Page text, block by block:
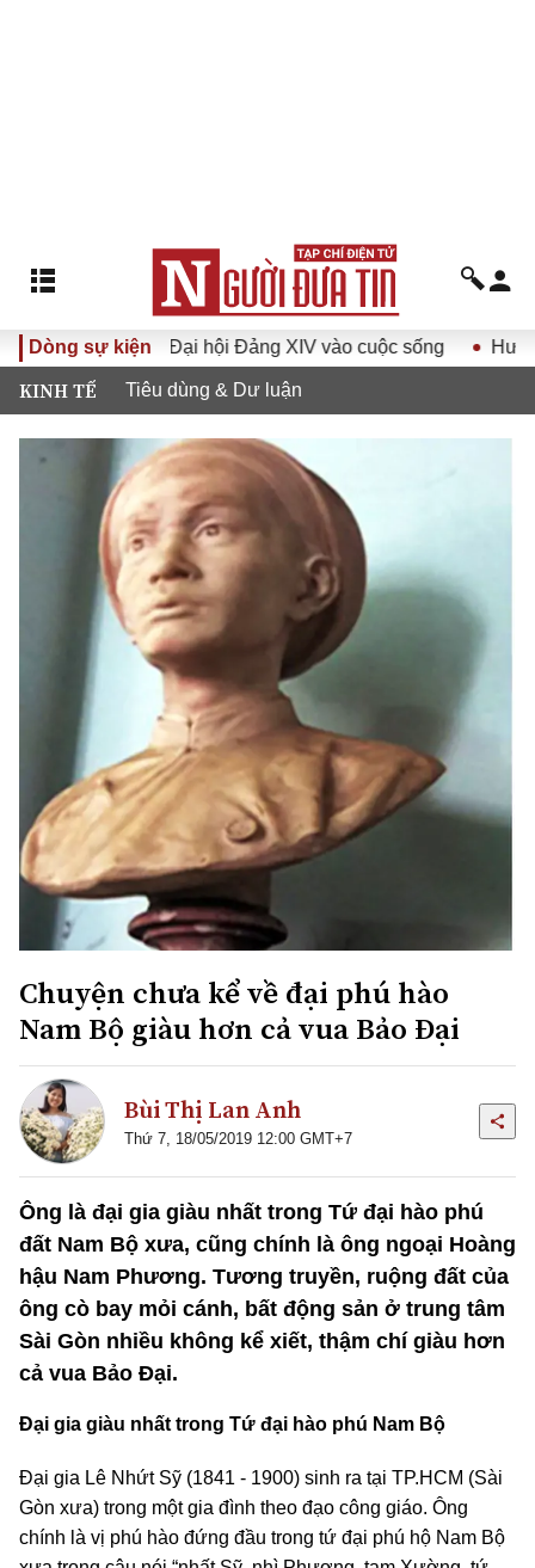
Dòng sự kiện
quyết Đại hội Đảng XIV vào cuộc sống Hướng tới Đại
KINH TẾ Tiêu dùng & Dư luận
Chuyện chưa kể về đại phú hào
Nam Bộ giàu hơn cả vua Bảo Đại
Bùi Thị Lan Anh
Thứ 7, 18/05/2019 12:00 GMT+7
Ông là đại gia giàu nhất trong Tứ đại hào phú
đất Nam Bộ xưa, cũng chính là ông ngoại Hoàng
hậu Nam Phương. Tương truyền, ruộng đất của
ông cò bay mỏi cánh, bất động sản ở trung tâm
Sài Gòn nhiều không kể xiết, thậm chí giàu hơn
cả vua Bảo Đại.
Đại gia giàu nhất trong Tứ đại hào phú Nam Bộ
Đại gia Lê Nhứt Sỹ (1841 - 1900) sinh ra tại TP.HCM (Sài
Gòn xưa) trong một gia đình theo đạo công giáo. Ông
chính là vị phú hào đứng đầu trong tứ đại phú hộ Nam Bộ